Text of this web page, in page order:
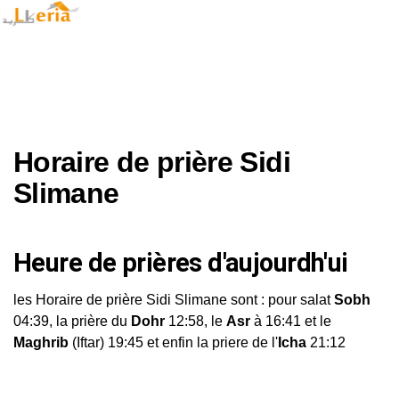
Horaire de prière Sidi
Slimane
Heure de prières d'aujourdh'ui
les Horaire de prière Sidi Slimane sont : pour salatSobh
04:39, la prière du Dohr 12:58, le Asr à 16:41 et le
Maghrib (Iftar) 19:45 et enfin la priere de l' Icha 21:12